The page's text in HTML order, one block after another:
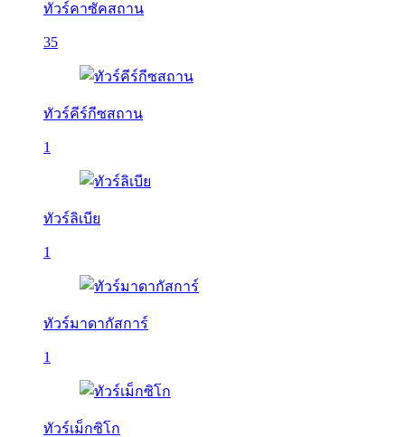
ทัวร์คาซัคสถาน
35
ทัวร์คีร์กีซสถาน
1
ทัวร์ลิเบีย
1
ทัวร์มาดากัสการ์
1
ทัวร์เม็กซิโก